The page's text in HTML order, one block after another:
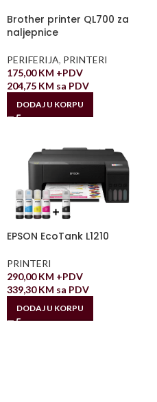
Brother printer QL700 za
naljepnice
PERIFERIJA, PRINTERI
175,00KM +PDV
204,75 KM sa PDV
DODAJ U KORPU
EPSON EcoTank L1210
PRINTERI
290,00KM +PDV
339,30KM sa PDV
DODAJ U KORPU